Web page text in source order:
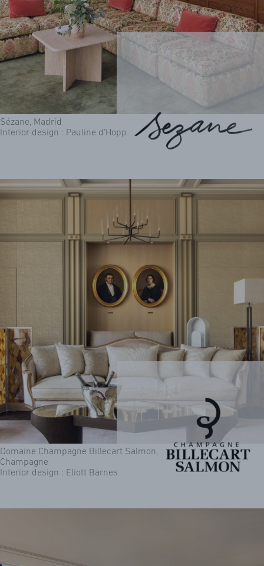
ACTUALITES
Sézane, Madrid
Interior design : Pauline d'Hopp
Domaine Champagne Billecart Salmon,
Champagne
Interior design : Eliott Barnes